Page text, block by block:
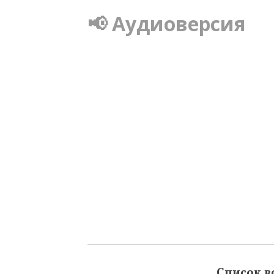
📢 Аудиоверсия